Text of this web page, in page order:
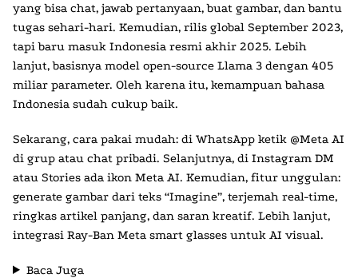
yang bisa chat, jawab pertanyaan, buat gambar, dan bantu
tugas sehari-hari. Kemudian, rilis global September 2023,
tapi baru masuk Indonesia resmi akhir 2025. Lebih
lanjut, basisnya model open-source Llama 3 dengan 405
miliar parameter. Oleh karena itu, kemampuan bahasa
Indonesia sudah cukup baik.
Sekarang, cara pakai mudah: di WhatsApp ketik @Meta AI
di grup atau chat pribadi. Selanjutnya, di Instagram DM
atau Stories ada ikon Meta AI. Kemudian, fitur unggulan:
generate gambar dari teks “Imagine”, terjemah real-time,
ringkas artikel panjang, dan saran kreatif. Lebih lanjut,
integrasi Ray-Ban Meta smart glasses untuk AI visual.
Baca Juga